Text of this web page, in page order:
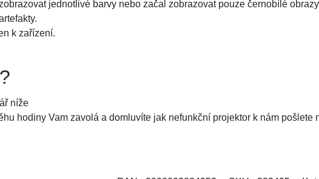
jednotlivé barvy nebo začal zobrazovat pouze černobílé
k zařízení.
níže
hodiny Vam zavolá a domluvíte jak nefunkční projektor k nám pošlete